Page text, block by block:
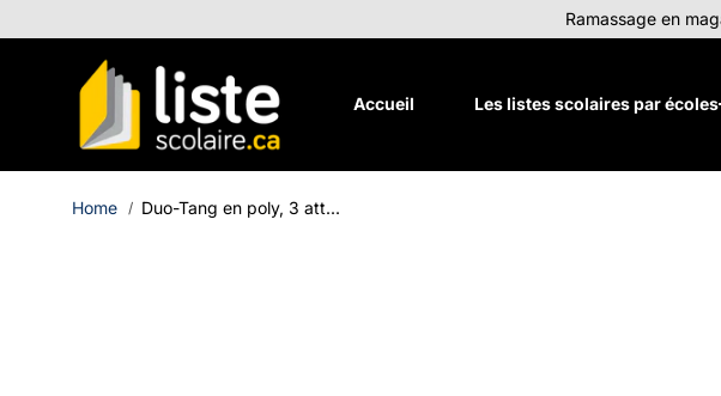
Ramassage en
Accueil Les listes scolaires par écoles
Home Duo-Tang en poly, 3 att...